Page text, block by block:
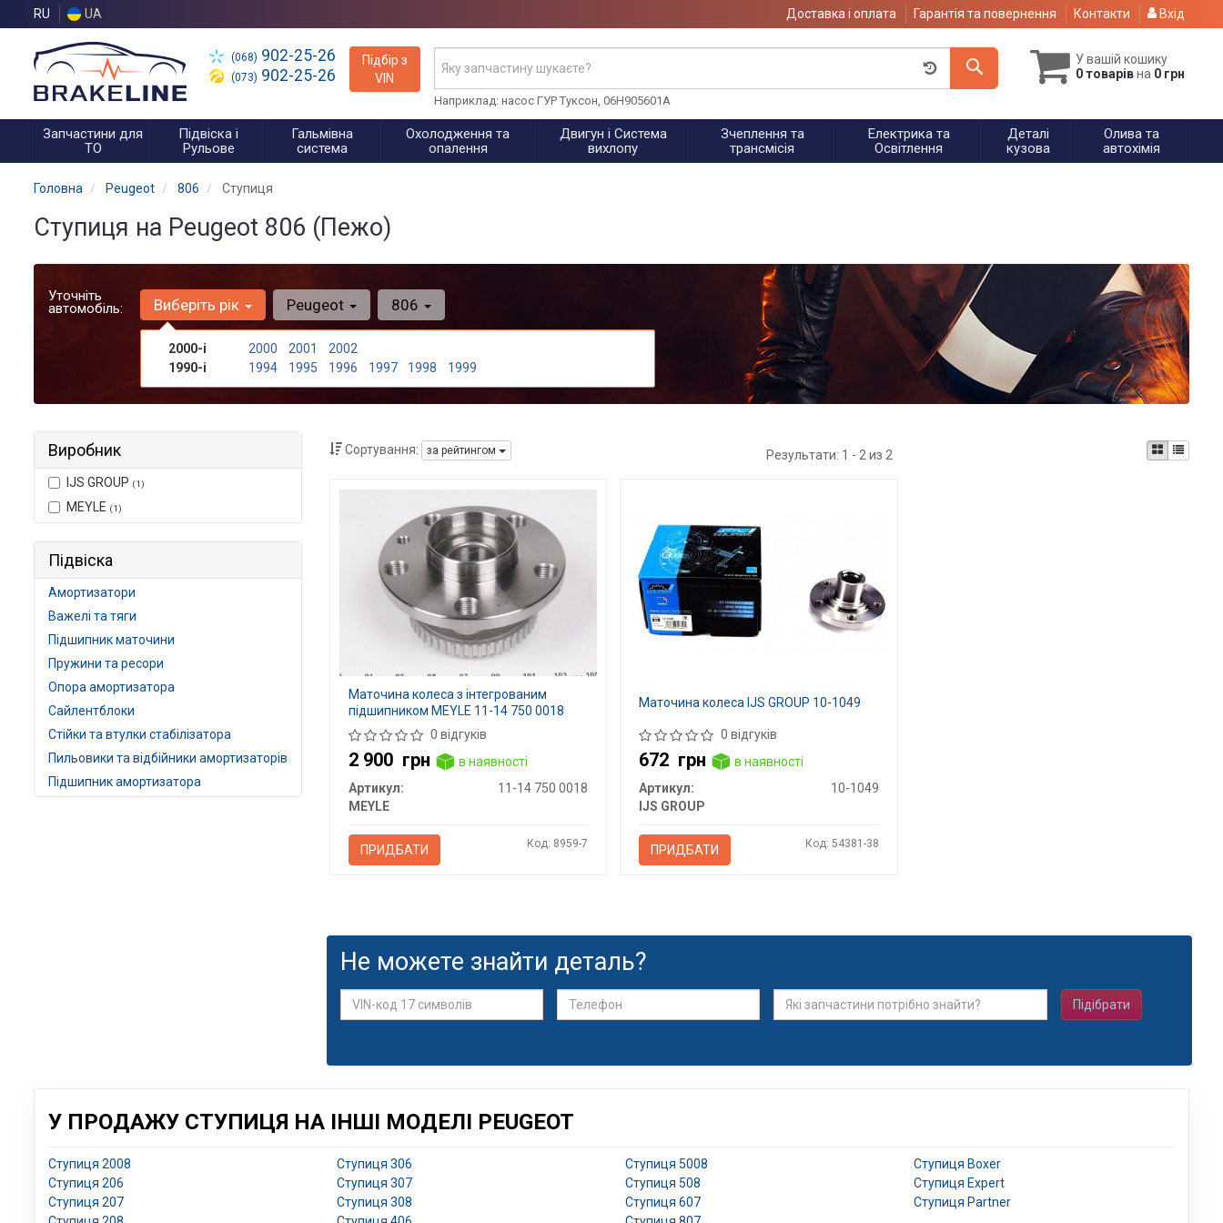
RU UA Доставка і оплата Гарантія та повернення Контакти Вхід
(068) 902-25-26
(073) 902-25-26
Підбір з
VIN
У вашій кошику
0 товарівна 0 грн
Наприклад: насос ГУР Туксон, 06H905601A
Запчастини для
ТО
Підвіска і
Рульове
Гальмівна
система
Охолодження та
опалення
Двигун і Система
вихлопу
Зчеплення та
трансмісія
Електрика та
Освітлення
Деталі
кузова
Олива та
автохімія
Головна Peugeot 806 Ступиця
Ступиця на Peugeot 806 (Пежо)
Уточніть
автомобіль: Виберіть рік
2000-і 2000 2001
2002
1990-і
1994 1995 1996 1997 1998 1999
Peugeot 806
Виробник
IJS GROUP (1)
MEYLE (1)
Підвіска
Амортизатори
Важелі та тяги
Підшипник маточини
Пружини та ресори
Опора амортизатора
Сайлентблоки
Стійки та втулки стабілізатора
Пильовики та відбійники амортизаторів
Підшипник амортизатора
Сортування: за рейтингом Результати: 1 - 2 из 2
Маточина колеса з інтегрованим
підшипником MEYLE 11-14 750 0018
0 відгуків
2 900 грн
в наявності
Артикул:
11-14 750 0018
MEYLE
ПРИДБАТИ Код: 8959-7
Маточина колеса IJS GROUP 10-1049
0 відгуків
672 грн
в наявності
Артикул:
10-1049
IJS GROUP
ПРИДБАТИ Код: 54381-38
Не можете знайти деталь?
Підібрати
У ПРОДАЖУ СТУПИЦЯ НА ІНШІ МОДЕЛІ PEUGEOT
Ступиця 2008
Ступиця 206
Ступиця 207
Ступиця 306
Ступиця 307
Ступиця 308
Ступиця 5008
Ступиця 508
Ступиця 607
Ступиця Boxer
Ступиця Expert
Ступиця Partner